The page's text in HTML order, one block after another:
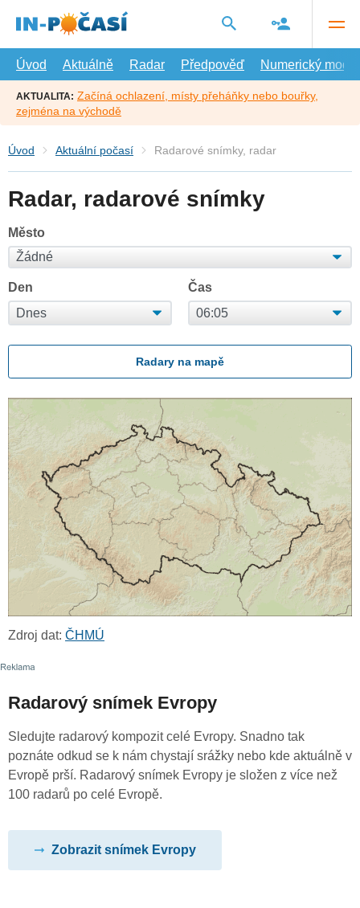
hlavní
Úvod
Aktuálně Radar Předpověď Numerický model
AKTUALITA: Začíná ochlazení, místy přeháňky nebo bouřky,
zejména na východě
Úvod Aktuální počasí Radarové snímky, radar
Radar, radarové snímky
Město
Den Čas
Radary na mapě
Zdroj dat: ČHMÚ
Radarový snímek Evropy
Sledujte radarový kompozit celé Evropy. Snadno tak
poznáte odkud se k nám chystají srážky nebo kde aktuálně v
Evropě prší. Radarový snímek Evropy je složen z více než
100 radarů po celé Evropě.
Zobrazit snímek Evropy